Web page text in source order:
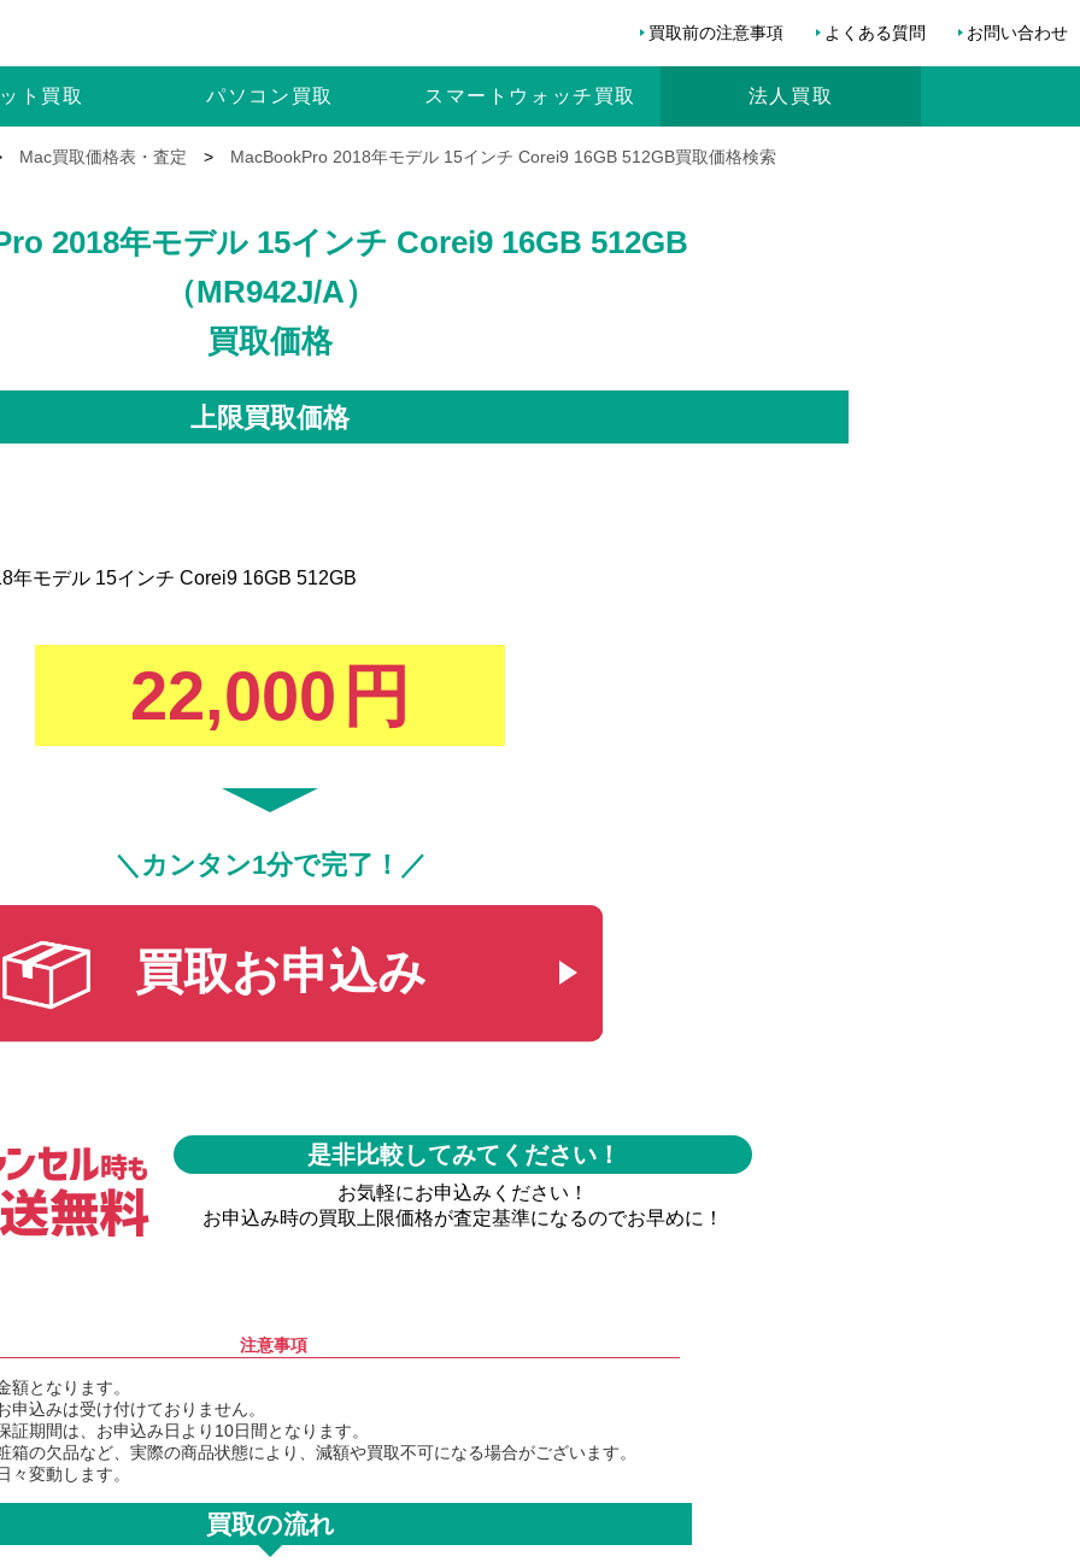
買取前の注意事項 よくある質問 お問い合わせ
ト 買取 パソコン 買取 スマートウォッチ 買取 法人買取
Mac買取価格表・査定 > MacBookPro 2018年モデル 15インチ Corei9 16GB 512GB買取価格検索
2018年モデル 15インチ Corei9 16GB 512GB
（MR942J/A）
買取価格
上限買取価格
年モデル 15インチ Corei9 16GB 512GB
22,000 円
＼カンタン1分で完了！／
買取お申込み
是非比較してみてください！
お気軽にお申込みください！
お申込み時の買取上限価格が査定基準になるのでお早めに！
注意事項
額となります。
申込みは受け付けておりません。
証期間は、お申込み日より10日間となります。
箱の欠品など、実際の商品状態により、減額や買取不可になる場合がございます。
々変動します。
買取の流れ